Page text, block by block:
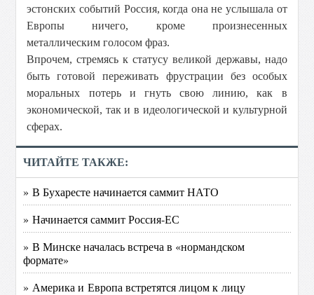
эстонских событий Россия, когда она не услышала от
Европы ничего, кроме произнесенных
металлическим голосом фраз.
Впрочем, стремясь к статусу великой державы, надо
быть готовой переживать фрустрации без особых
моральных потерь и гнуть свою линию, как в
экономической, так и в идеологической и культурной
сферах.
ЧИТАЙТЕ ТАКЖЕ:
» В Бухаресте начинается саммит НАТО
» Начинается саммит Россия-ЕС
» В Минске началась встреча в «нормандском
формате»
» Америка и Европа встретятся лицом к лицу